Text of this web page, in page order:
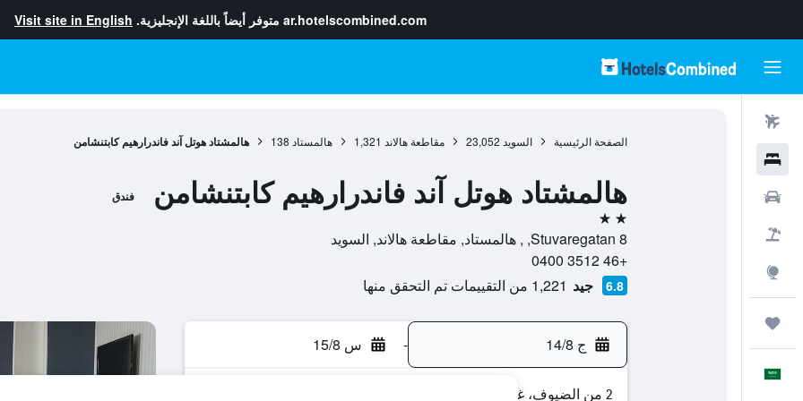
ar.hotelscombined.com متوفر أيضاً باللغة الإنجليزية. Visit site in English
الصفحة الرئيسية السويد 23,052 مقاطعة هالاند 1,321 هالمستاد 138 هالمشتاد هوتل آند فاندرارهيم كابتنشامن
هالمشتاد هوتل آند فاندرارهيم كابتنشامن فندق
2 نجمتين
Stuvaregatan 8, , هالمستاد, مقاطعة هالاند, السويد
+46 3512 0400
6.8 جيد 1,221 من التقييمات تم التحقق منها
ج 14/8 - س 15/8
2 من الضيوف، غرفة واحدة